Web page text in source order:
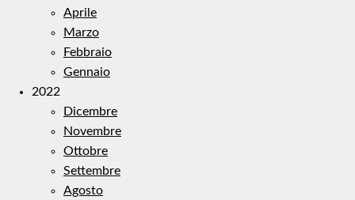
Aprile
Marzo
Febbraio
Gennaio
2022
Dicembre
Novembre
Ottobre
Settembre
Agosto